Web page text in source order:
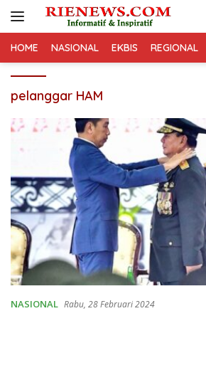
HOME NASIONAL EKBIS REGIONAL
pelanggar HAM
NASIONAL Rabu, 28 Februari 2024